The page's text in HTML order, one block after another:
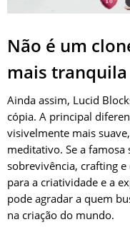
Não é um
mais
Ainda assim, Lucid
cópia. A principal
visivelmente mais
meditativo. Se a
sobrevivência, crafting
para a criatividade e a
pode agradar a quem
na criação do mundo.